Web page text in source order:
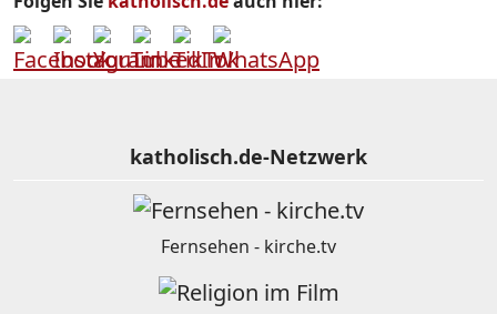
katholisch.de-Netzwerk
Fernsehen - kirche.tv